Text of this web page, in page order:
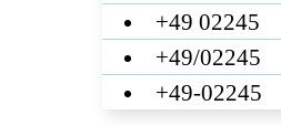
+49 02245
+49/02245
+49-02245